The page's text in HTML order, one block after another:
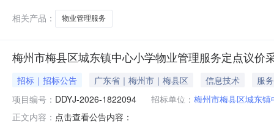
相关产品：
物业管理服务
梅州市梅县区城东镇中心小学物业管理服务定点议价
招标｜招标公告 广东省｜梅州市｜梅县区 信息技术
服务
项目编号： DDYJ-2026-1822094 招标单位： 梅州市梅县区城东镇
正文内容： 点击查看公告内容：